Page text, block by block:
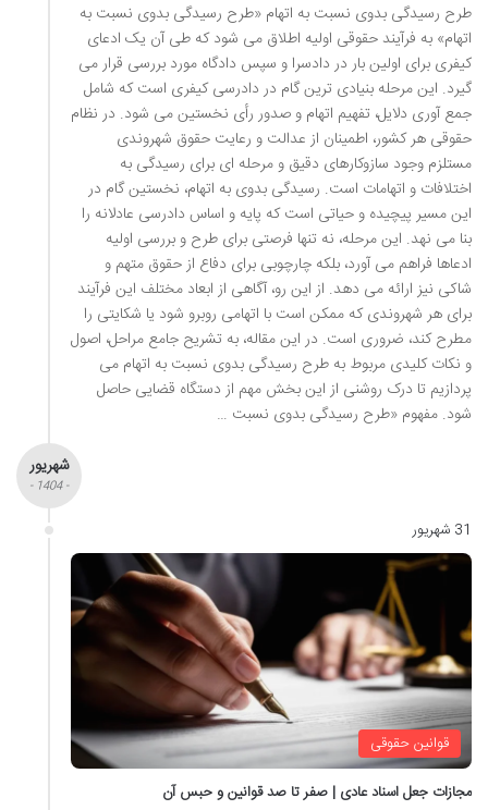
طرح رسیدگی بدوی نسبت به اتهام «طرح رسیدگی بدوی نسبت به
اتهام» به فرآیند حقوقی اولیه اطلاق می شود که طی آن یک ادعای
کیفری برای اولین بار در دادسرا و سپس دادگاه مورد بررسی قرار می
گیرد. این مرحله بنیادی ترین گام در دادرسی کیفری است که شامل
جمع آوری دلایل، تفهیم اتهام و صدور رأی نخستین می شود. در نظام
حقوقی هر کشور، اطمینان از عدالت و رعایت حقوق شهروندی
مستلزم وجود سازوکارهای دقیق و مرحله ای برای رسیدگی به
اختلافات و اتهامات است. رسیدگی بدوی به اتهام، نخستین گام در
این مسیر پیچیده و حیاتی است که پایه و اساس دادرسی عادلانه را
بنا می نهد. این مرحله، نه تنها فرصتی برای طرح و بررسی اولیه
ادعاها فراهم می آورد، بلکه چارچوبی برای دفاع از حقوق متهم و
شاکی نیز ارائه می دهد. از این رو، آگاهی از ابعاد مختلف این فرآیند
برای هر شهروندی که ممکن است با اتهامی روبرو شود یا شکایتی را
مطرح کند، ضروری است. در این مقاله، به تشریح جامع مراحل، اصول
و نکات کلیدی مربوط به طرح رسیدگی بدوی نسبت به اتهام می
پردازیم تا درک روشنی از این بخش مهم از دستگاه قضایی حاصل
شود. مفهوم «طرح رسیدگی بدوی نسبت …
شهریور
- 1404 -
31 شهریور
قوانین حقوقی
مجازات جعل اسناد عادی | صفر تا صد قوانین و حبس آن